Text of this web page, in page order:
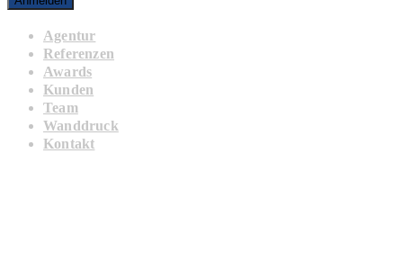
Agentur
Referenzen
Awards
Kunden
Team
Wanddruck
Kontakt